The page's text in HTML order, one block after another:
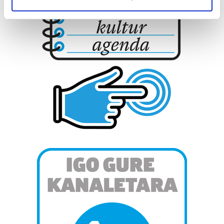
specific characteristics (fingerprinting)
Find out more about how your personal data is processed
and set your preferences in thedetails section
Guk eta gure bazkideek zure datu pertsonalak
prozesatzen ditugu, zure IP zenbakia, besteak beste,
teknologia erabiliz, cookieak adibidez, iragarki eta eduki
pertsonalizatuak eskaintzeko, iragarkiak eta edukia
neurtzeko, jendeari buruzko informazioa biltzeko eta
produktuak garatzeko. Zure datuak nork eta zertarako
Bazkide batzuek ez dizute baimenik eskatzen, eta beren
interes komertzial legitimoetan babesten dira. Ikusi gure
bazkideen zerrenda, beren ustez zein helburutarako
duten interes legitimoa eta horren aurka nola egin